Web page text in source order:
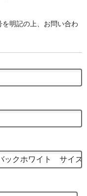
明記の上、お問い合わ